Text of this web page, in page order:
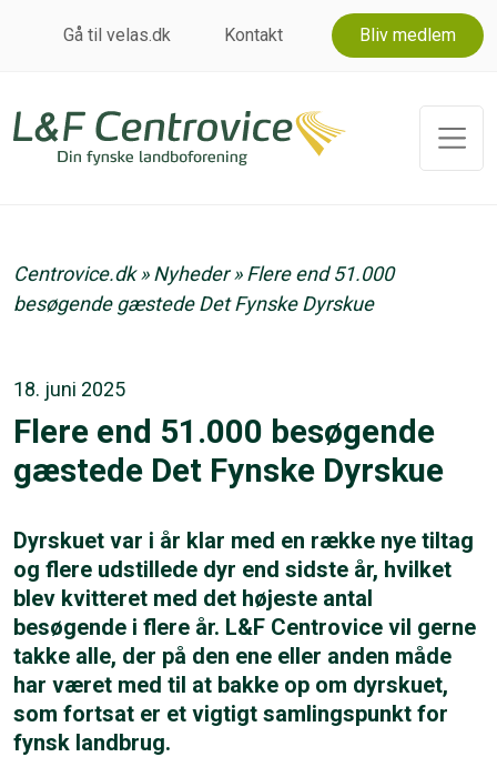
Gå til velas.dk Kontakt Bliv medlem
Centrovice.dk»Nyheder»Flere end 51.000
besøgende gæstede Det Fynske Dyrskue
18. juni 2025
Flere end 51.000 besøgende
gæstede Det Fynske Dyrskue
Dyrskuet var i år klar med en række nye tiltag
og flere udstillede dyr end sidste år, hvilket
blev kvitteret med det højeste antal
besøgende i flere år. L&F Centrovice vil gerne
takke alle, der på den ene eller anden måde
har været med til at bakke op om dyrskuet,
som fortsat er et vigtigt samlingspunkt for
fynsk landbrug.